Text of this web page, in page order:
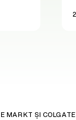
MARKT ȘI